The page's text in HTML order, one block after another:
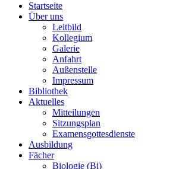
Startseite
Über uns
Leitbild
Kollegium
Galerie
Anfahrt
Außenstelle
Impressum
Bibliothek
Aktuelles
Mitteilungen
Sitzungsplan
Examensgottesdienste
Ausbildung
Fächer
Biologie (Bi)